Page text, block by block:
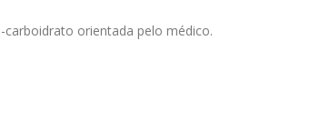
carboidrato orientada pelo médico.